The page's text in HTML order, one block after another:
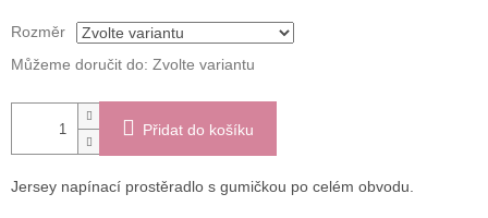
Rozměr
Můžeme doručit do: Zvolte variantu
Přidat do košíku
Jersey napínací prostěradlo s gumičkou po celém obvodu.